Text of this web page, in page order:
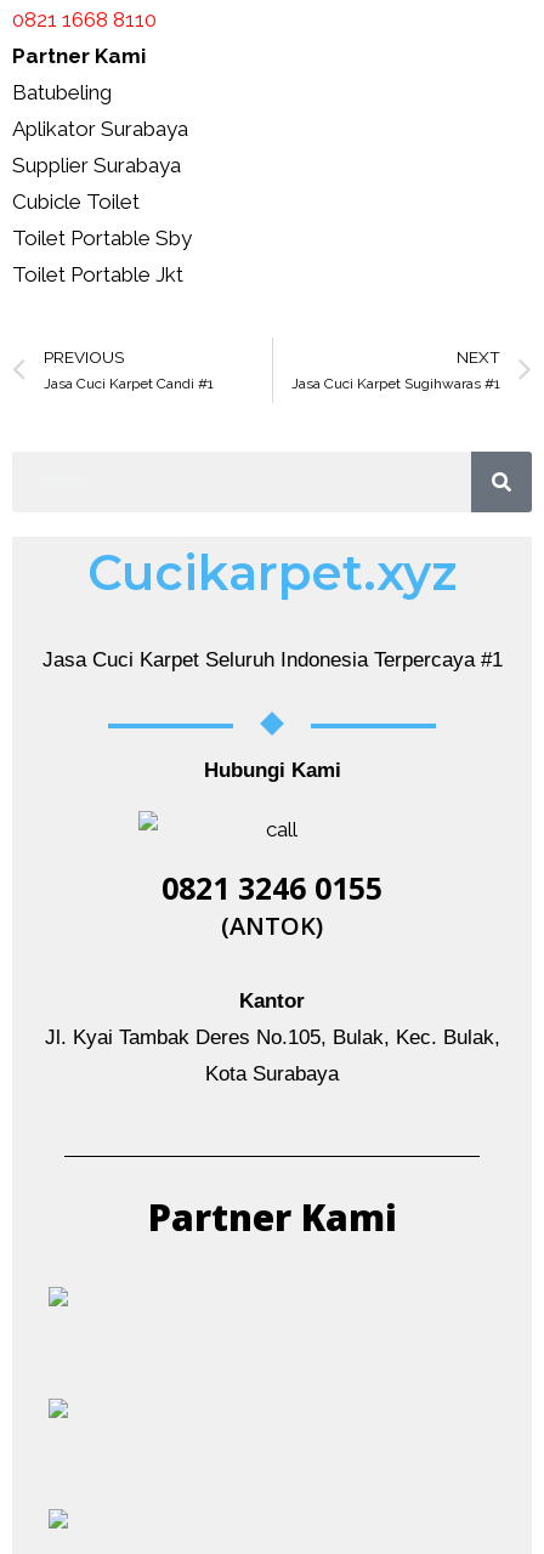
0821 1668 8110
Partner Kami
Batubeling
Aplikator Surabaya
Supplier Surabaya
Cubicle Toilet
Toilet Portable Sby
Toilet Portable Jkt
PREVIOUS
Jasa Cuci Karpet Candi #1
NEXT
Jasa Cuci Karpet Sugihwaras #1
Cucikarpet.xyz
Jasa Cuci Karpet Seluruh Indonesia Terpercaya #1
Hubungi Kami
0821 3246 0155​
(ANTOK)
Kantor
Jl. Kyai Tambak Deres No.105, Bulak, Kec. Bulak,
Kota Surabaya
Partner Kami